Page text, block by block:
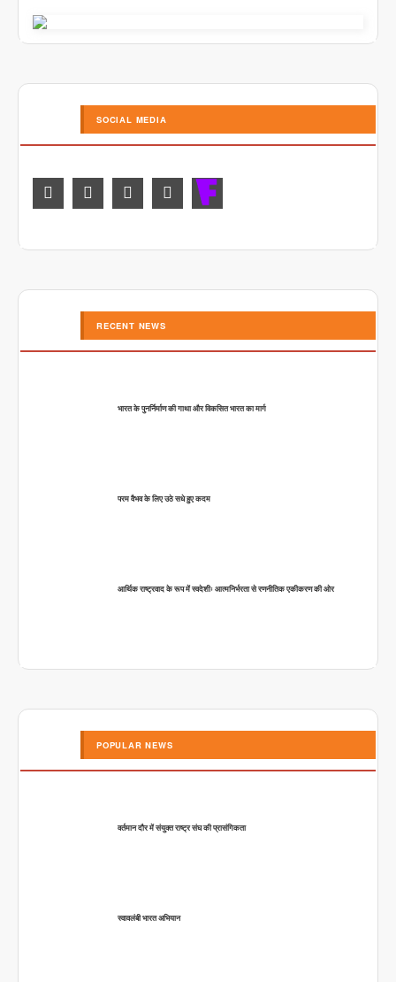
SOCIAL MEDIA
RECENT NEWS
भारत के पुनर्निर्माण की गाथा और विकसित भारत का मार्ग
परम वैभव के लिए उठे सधे हुए कदम
आर्थिक राष्ट्रवाद के रूप में स्वदेशीः आत्मनिर्भरता से रणनीतिक एकीकरण की ओर
POPULAR NEWS
वर्तमान दौर में संयुक्त राष्ट्र संघ की प्रासंगिकता
स्वावलंबी भारत अभियान